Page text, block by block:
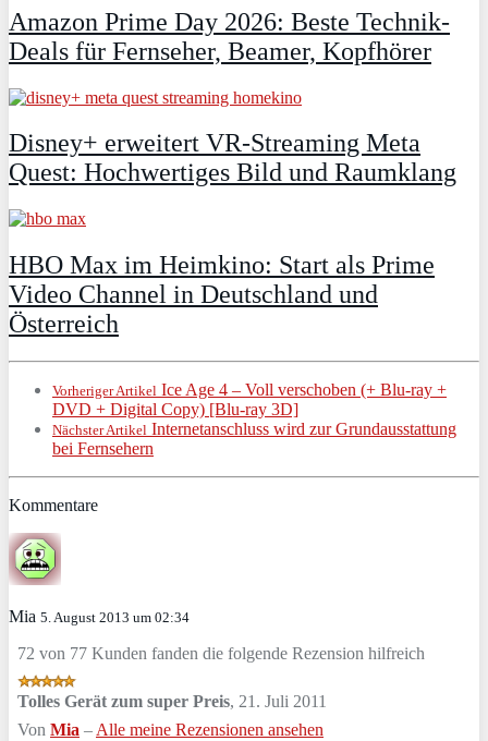
Amazon Prime Day 2026: Beste Technik-
Deals für Fernseher, Beamer, Kopfhörer
Disney+ erweitert VR‑Streaming Meta
Quest: Hochwertiges Bild und Raumklang
HBO Max im Heimkino: Start als Prime
Video Channel in Deutschland und
Österreich
Vorheriger Artikel Ice Age 4 – Voll verschoben (+ Blu-ray +
DVD + Digital Copy) [Blu-ray 3D]
Nächster Artikel Internetanschluss wird zur Grundausstattung
bei Fernsehern
Kommentare
Mia 5. August 2013 um 02:34
72 von 77 Kunden fanden die folgende Rezension hilfreich
Tolles Gerät zum super Preis, 21. Juli 2011
Von Mia – Alle meine Rezensionen ansehen